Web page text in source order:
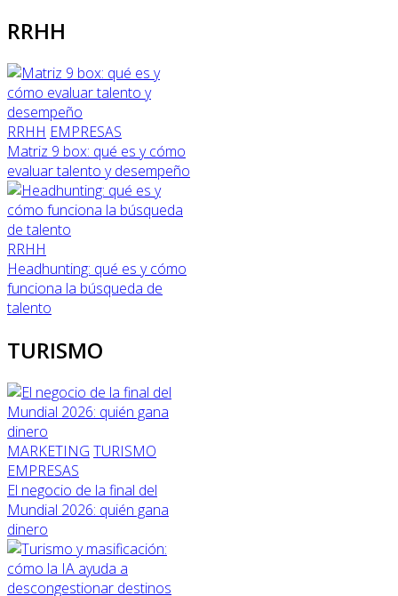
RRHH
RRHH EMPRESAS
Matriz 9 box: qué es y cómo
evaluar talento y desempeño
RRHH
Headhunting: qué es y cómo
funciona la búsqueda de
talento
TURISMO
MARKETING TURISMO
EMPRESAS
El negocio de la final del
Mundial 2026: quién gana
dinero